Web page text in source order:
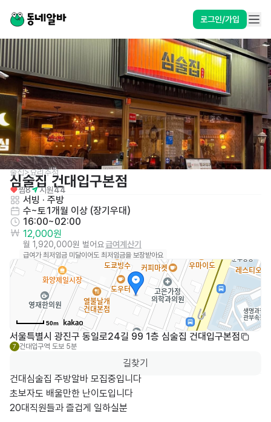
로그인/가입
술집>요리주점
심술집 건대입구본점
찜8 지원44
서빙 · 주방
수~토1개월 이상 (장기우대)
16:00~02:00
12,000원
월 1,920,000원 벌어요급여계산기
급여가 최저임금 미달이어도 최저임금을 보장받아요
50m
서울특별시 광진구 동일로24길 99 1층 심술집 건대입구본점
7 건대입구역 도보 5분
길찾기
건대심술집 주방알바 모집중입니다
초보자도 배울만한 난이도입니다
20대직원들과 즐겁게 일하실분